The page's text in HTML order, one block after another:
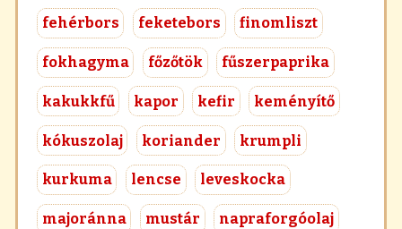
fehérbors feketebors finomliszt
fokhagyma főzőtök fűszerpaprika
kakukkfű kapor kefir keményítő
kókuszolaj koriander krumpli
kurkuma lencse leveskocka
majoránna mustár napraforgóolaj